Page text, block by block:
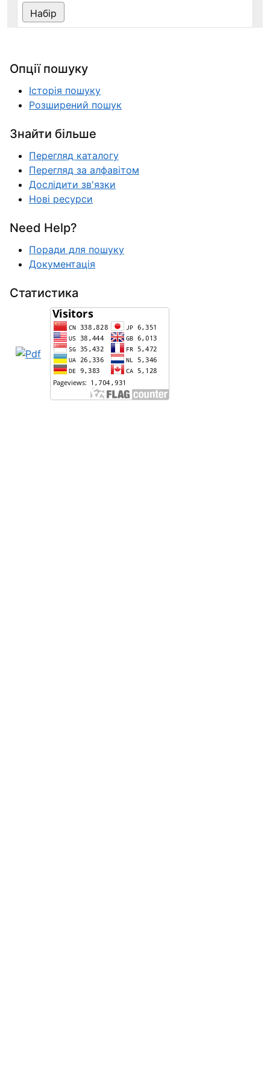
Опції пошуку
Історія пошуку
Розширений пошук
Знайти більше
Перегляд каталогу
Перегляд за алфавітом
Дослідити зв'язки
Нові ресурси
Need Help?
Поради для пошуку
Документація
Статистика